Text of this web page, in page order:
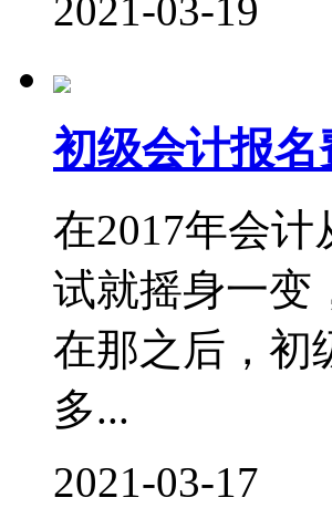
2021-03-19
初级会计报
在2017年会
试就摇身一变
在那之后，初
多...
2021-03-17